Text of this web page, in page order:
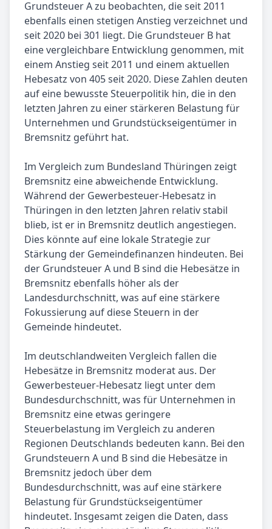
Grundsteuer A zu beobachten, die seit 2011
ebenfalls einen stetigen Anstieg verzeichnet und
seit 2020 bei 301 liegt. Die Grundsteuer B hat
eine vergleichbare Entwicklung genommen, mit
einem Anstieg seit 2011 und einem aktuellen
Hebesatz von 405 seit 2020. Diese Zahlen deuten
auf eine bewusste Steuerpolitik hin, die in den
letzten Jahren zu einer stärkeren Belastung für
Unternehmen und Grundstückseigentümer in
Bremsnitz geführt hat.
Im Vergleich zum Bundesland Thüringen zeigt
Bremsnitz eine abweichende Entwicklung.
Während der Gewerbesteuer-Hebesatz in
Thüringen in den letzten Jahren relativ stabil
blieb, ist er in Bremsnitz deutlich angestiegen.
Dies könnte auf eine lokale Strategie zur
Stärkung der Gemeindefinanzen hindeuten. Bei
der Grundsteuer A und B sind die Hebesätze in
Bremsnitz ebenfalls höher als der
Landesdurchschnitt, was auf eine stärkere
Fokussierung auf diese Steuern in der
Gemeinde hindeutet.
Im deutschlandweiten Vergleich fallen die
Hebesätze in Bremsnitz moderat aus. Der
Gewerbesteuer-Hebesatz liegt unter dem
Bundesdurchschnitt, was für Unternehmen in
Bremsnitz eine etwas geringere
Steuerbelastung im Vergleich zu anderen
Regionen Deutschlands bedeuten kann. Bei den
Grundsteuern A und B sind die Hebesätze in
Bremsnitz jedoch über dem
Bundesdurchschnitt, was auf eine stärkere
Belastung für Grundstückseigentümer
hindeutet. Insgesamt zeigen die Daten, dass